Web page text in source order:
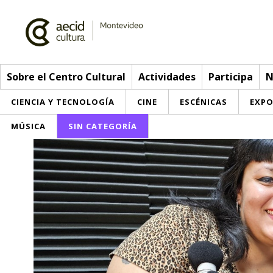
Sobre el Centro Cultural Actividades Participa
CIENCIA Y TECNOLOGÍA CINE ESCÉNICAS
MÚSICA SIN CATEGORÍA
Sobre el Centro Cultural
Red AECID
Equipo
Instalaciones
Visítanos
Actividades
> Go to Actividades
This week
Inscriptions
Participa
Envíanos tu propuesta
Buzón de sugerencias
Noticias
Convocatorias